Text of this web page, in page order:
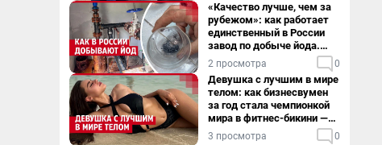
«Качество лучше, чем за
рубежом»: как работает
единственный в России
завод по добыче йода.
Видео
2 просмотра 0
Девушка с лучшим в мире
телом: как бизнесвумен
за год стала чемпионкой
мира в фитнес-бикини —
видео
3 просмотра 0